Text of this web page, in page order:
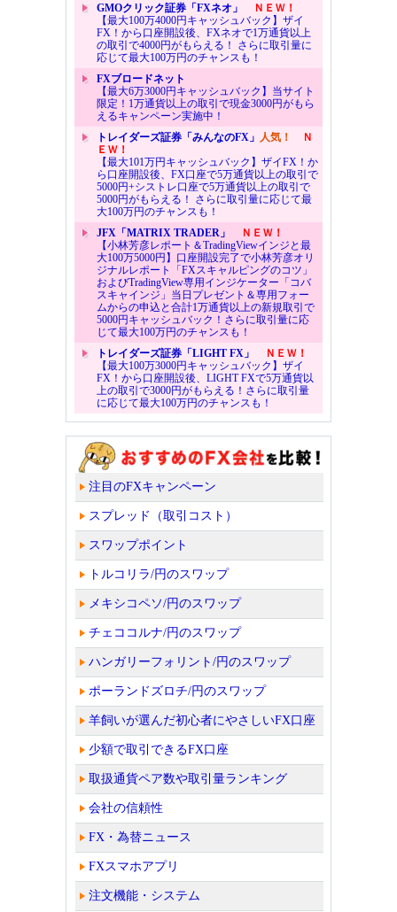
GMOクリック証券「FXネオ」
ＮＥＷ！
【最大100万4000円キャッシュバック】ザイ
FX！から口座開設後、FXネオで1万通貨以上
の取引で4000円がもらえる！ さらに取引量に
応じて最大100万円のチャンスも！
FXブロードネット
【最大6万3000円キャッシュバック】当サイト
限定！1万通貨以上の取引で現金3000円がもら
えるキャンペーン実施中！
トレイダーズ証券「みんなのFX」 人気！
Ｎ
ＥＷ！
【最大101万円キャッシュバック】ザイFX！か
ら口座開設後、FX口座で5万通貨以上の取引で
5000円+シストレ口座で5万通貨以上の取引で
5000円がもらえる！ さらに取引量に応じて最
大100万円のチャンスも！
JFX「MATRIX TRADER」
ＮＥＷ！
【小林芳彦レポート＆TradingViewインジと最
大100万5000円】口座開設完了で小林芳彦オリ
ジナルレポート「FXスキャルピングのコツ」
およびTradingView専用インジケーター「コバ
スキャインジ」当日プレゼント＆専用フォー
ムからの申込と合計1万通貨以上の新規取引で
5000円キャッシュバック！さらに取引量に応
じて最大100万円のチャンスも！
トレイダーズ証券「LIGHT FX」
ＮＥＷ！
【最大100万3000円キャッシュバック】ザイ
FX！から口座開設後、LIGHT FXで5万通貨以
上の取引で3000円がもらえる！さらに取引量
に応じて最大100万円のチャンスも！
注目のFXキャンペーン
スプレッド（取引コスト）
スワップポイント
トルコリラ/円のスワップ
メキシコペソ/円のスワップ
チェココルナ/円のスワップ
ハンガリーフォリント/円のスワップ
ポーランドズロチ/円のスワップ
羊飼いが選んだ初心者にやさしいFX口座
少額で取引できるFX口座
取扱通貨ペア数や取引量ランキング
会社の信頼性
FX・為替ニュース
FXスマホアプリ
注文機能・システム